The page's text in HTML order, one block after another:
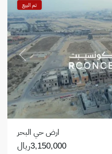
تم البيع
ارض حي البحر
3,150,000ريال